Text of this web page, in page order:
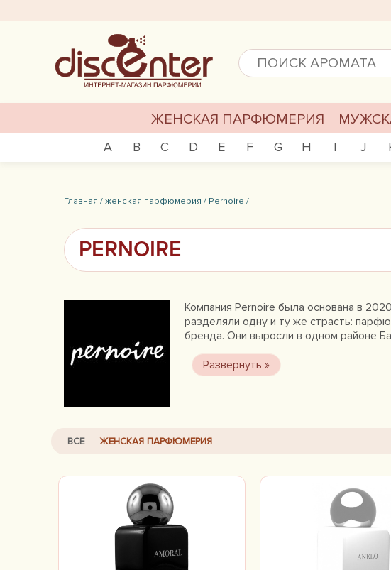
ЖЕНСКАЯ ПАРФЮМЕРИЯ
A B C D E F G H I J
Главная /женская парфюмерия / Pernoire /
PERNOIRE
Компания Pernoire была основана в
разделяли одну и ту же страсть:
бренда. Они выросли в одном районе
людям изменяться, создавая внутри
предлагает новую индивидуальность,
Каждый день мы превращаем вас в
ВСЕ ЖЕНСКАЯ ПАРФЮМЕРИЯ